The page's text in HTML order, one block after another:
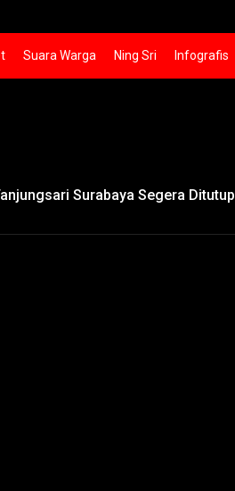
Suara Warga Ning Sri Infografis
Surabaya Segera Ditutup